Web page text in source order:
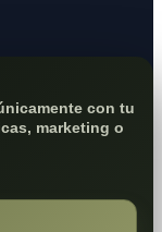
con tu
marketing o